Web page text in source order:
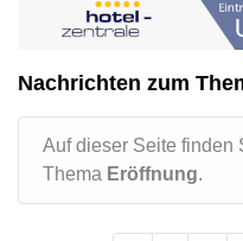
Nachrichten zum
Auf dieser Seite finden
Thema Eröffnung.